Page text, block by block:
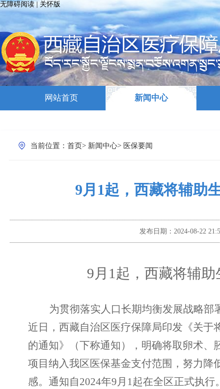
无障碍阅读 关怀版
网站首页 新闻中心
当前位置： 首页> 新闻中心> 医保要闻
9月1起，西藏将辅助
发布日期： 2024-08-22
9 月 1 起，西藏将辅助
为贯彻落实人口长期均衡发展战略部
近日， 西藏自治区医疗保障局印发《关于
的通知》（下称通知 ） ，明确将取卵术、
项目纳入我区医保基金支付范围， 努力降
感。通知自2024年9月 1起在全区正式执行